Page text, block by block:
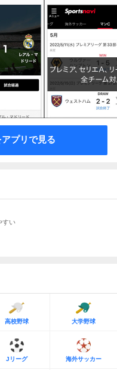
プリで見る
すい
高校野球 大学野球
Jリーグ 海外サッカー